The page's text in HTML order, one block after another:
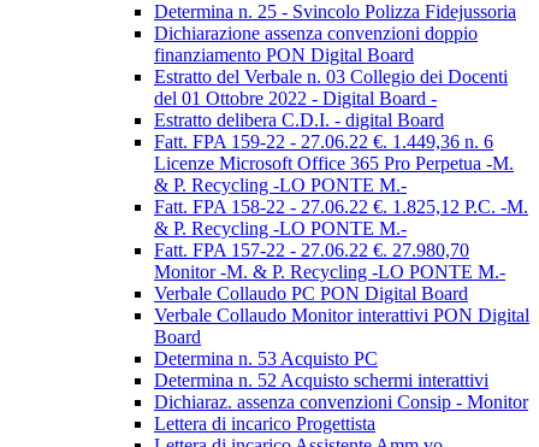
Determina n. 25 - Svincolo Polizza Fidejussoria
Dichiarazione assenza convenzioni doppio
finanziamento PON Digital Board
Estratto del Verbale n. 03 Collegio dei Docenti
del 01 Ottobre 2022 - Digital Board -
Estratto delibera C.D.I. - digital Board
Fatt. FPA 159-22 - 27.06.22 €. 1.449,36 n. 6
Licenze Microsoft Office 365 Pro Perpetua -M.
& P. Recycling -LO PONTE M.-
Fatt. FPA 158-22 - 27.06.22 €. 1.825,12 P.C. -M.
& P. Recycling -LO PONTE M.-
Fatt. FPA 157-22 - 27.06.22 €. 27.980,70
Monitor -M. & P. Recycling -LO PONTE M.-
Verbale Collaudo PC PON Digital Board
Verbale Collaudo Monitor interattivi PON Digital
Board
Determina n. 53 Acquisto PC
Determina n. 52 Acquisto schermi interattivi
Dichiaraz. assenza convenzioni Consip - Monitor
Lettera di incarico Progettista